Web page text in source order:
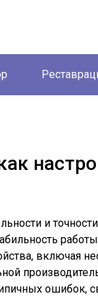
и
включая
ошибок,